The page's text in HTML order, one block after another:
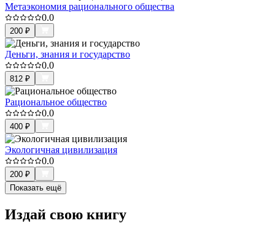
Метаэкономия рационального общества
0.0
200 ₽
Деньги, знания и государство
0.0
812 ₽
Рациональное общество
0.0
400 ₽
Экологичная цивилизация
0.0
200 ₽
Показать ещё
Издай свою книгу